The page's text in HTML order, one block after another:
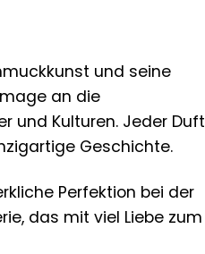
und seine
an die
und Kulturen. Jeder Duft
Geschichte.
Perfektion bei der
das mit viel Liebe zum